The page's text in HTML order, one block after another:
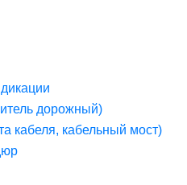
дорожный)
кабеля, кабельный мост)